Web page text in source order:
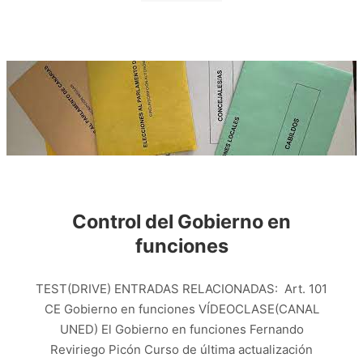
Control del Gobierno en
funciones
TEST(DRIVE) ENTRADAS RELACIONADAS: Art. 101
CE Gobierno en funciones VÍDEOCLASE(CANAL
UNED) El Gobierno en funciones Fernando
Reviriego Picón Curso de última actualización